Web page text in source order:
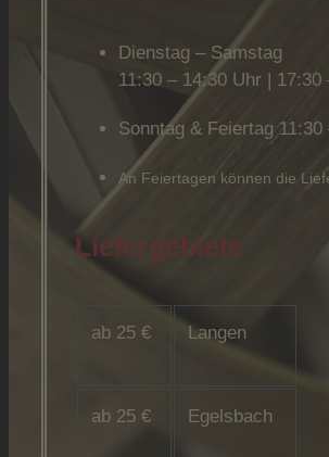
Dienstag – Samstag
11:30 – 14:30 Uhr | 17:30
Sonntag & Feiertag
An Feiertagen können die
Liefergebiete
ab 25 € Langen
ab 25 € Egelsbach